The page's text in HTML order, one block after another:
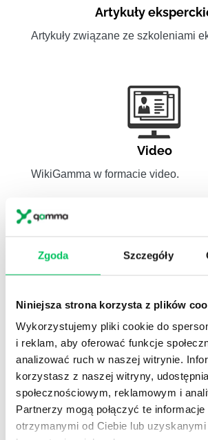
Zgoda Szczegóły
Niniejsza strona korzysta z plików
Wykorzystujemy pliki cookie do
i reklam, aby oferować funkcje
analizować ruch w naszej witrynie.
korzystasz z naszej witryny,
społecznościowym, reklamowym i
Partnerzy mogą połączyć te
otrzymanymi od Ciebie lub
Artykuły
Artykuły związane ze szkoleniami
Video
WikiGamma w formacie video.
zawodów.
Artykuły,Artykuły cd.,
Standardowe informacje z obszaru